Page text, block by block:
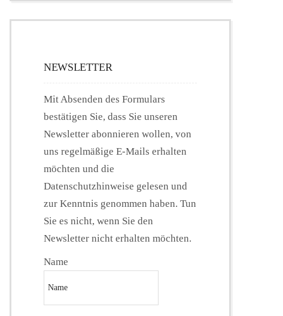
NEWSLETTER
Mit Absenden des Formulars
bestätigen Sie, dass Sie unseren
Newsletter abonnieren wollen, von
uns regelmäßige E-Mails erhalten
möchten und die
Datenschutzhinweise gelesen und
zur Kenntnis genommen haben. Tun
Sie es nicht, wenn Sie den
Newsletter nicht erhalten möchten.
Name